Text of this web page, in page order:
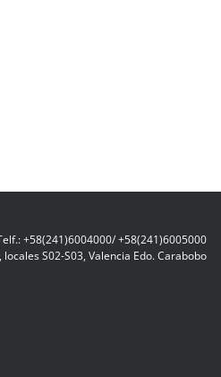
+58(241)6004000/ +58(241)6005000
S02-S03, Valencia Edo. Carabobo